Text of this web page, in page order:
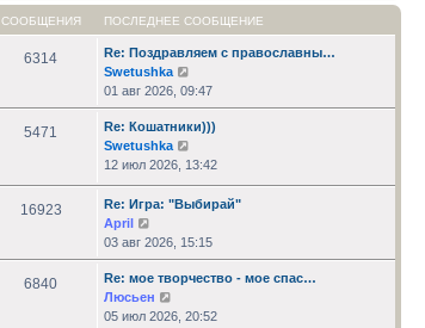
сообщению
СООБЩЕНИЯ ПОСЛЕДНЕЕ СООБЩЕНИЕ
6314
Re: Поздравляем с православны…
Swetushka
к
последнему
сообщению
01 авг 2026, 09:47
5471
Re: Кошатники)))
Swetushka
к
последнему
сообщению
12 июл 2026, 13:42
16923
Re: Игра: "Выбирай"
April
к
последнему
сообщению
03 авг 2026, 15:15
6840
Re: мое творчество - мое спас…
Люсьен
к
05 июл 2026, 20:52